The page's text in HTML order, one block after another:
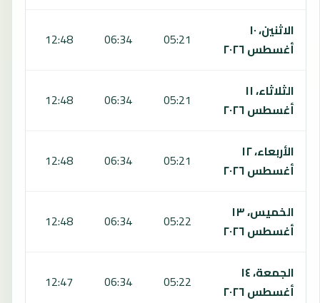
الاثنين، ١٠
أغسطس ٢٠٢٦
05:21
06:34
12:48
الثلاثاء، ١١
أغسطس ٢٠٢٦
05:21
06:34
12:48
الأربعاء، ١٢
أغسطس ٢٠٢٦
05:21
06:34
12:48
الخميس، ١٣
أغسطس ٢٠٢٦
05:22
06:34
12:48
الجمعة، ١٤
أغسطس ٢٠٢٦
05:22
06:34
12:47